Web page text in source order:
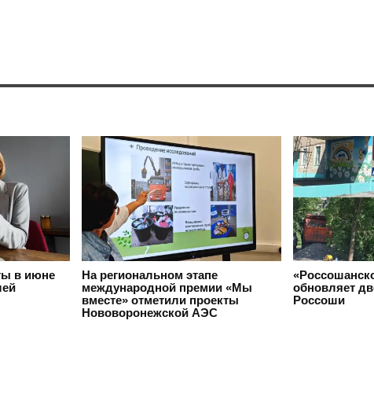
в июне
На региональном этапе
международной премии «Мы
вместе» отметили проекты
Нововоронежской АЭС
обновляет
Россоши